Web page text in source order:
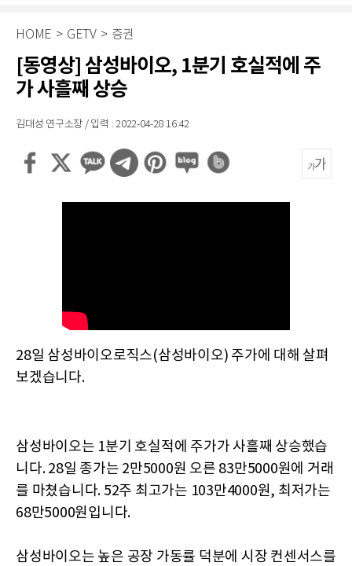
HOME > GETV > 증권
[동영상] 삼성바이오, 1분기 호실적에 주
가 사흘째 상승
김대성 연구소장 / 입력 : 2022-04-28 16:42
28일 삼성바이오로직스(삼성바이오) 주가에 대해 살펴
보겠습니다.
삼성바이오는 1분기 호실적에 주가가 사흘째 상승했습
니다. 28일 종가는 2만5000원 오른 83만5000원에 거래
를 마쳤습니다. 52주 최고가는 103만4000원, 최저가는
68만5000원입니다.
삼성바이오는 높은 공장 가동률 덕분에 시장 컨센서스를